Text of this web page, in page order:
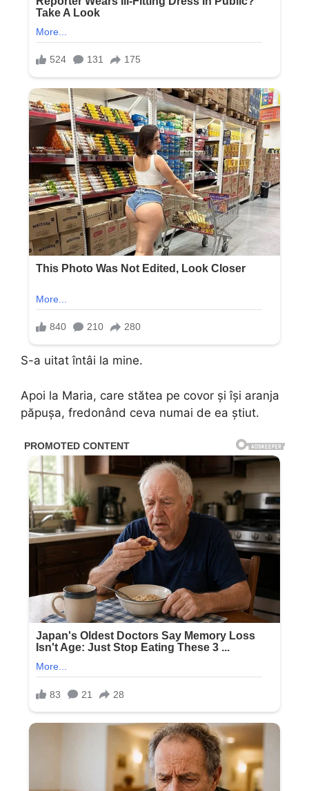
S-a uitat întâi la mine.
Apoi la Maria, care stătea pe covor și își aranja
păpușa, fredonând ceva numai de ea știut.